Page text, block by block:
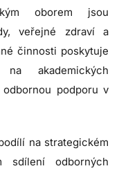
oborem jsou
veřejné zdraví a
činnosti poskytuje
akademických
podporu v
na strategickém
sdílení odborných